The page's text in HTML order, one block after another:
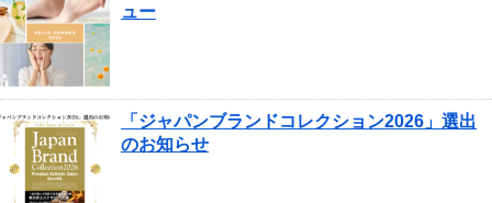
ュー
「ジャパンブランドコレクション2026」選出
のお知らせ